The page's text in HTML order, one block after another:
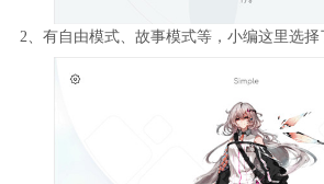
2、有自由模式、故事模式等，小编这里选择